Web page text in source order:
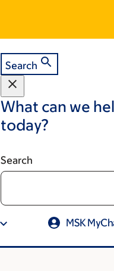
Search
What can we
today?
Search
MSK